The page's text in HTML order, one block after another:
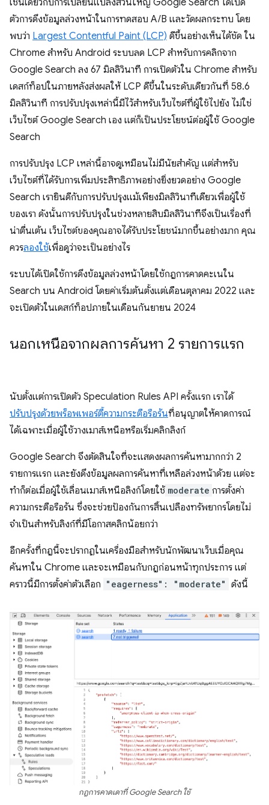
เช่นเดียวกับการเปลี่ยนแปลงส่วนใหญ่ Google Search ได้เปิด
ตัวการดึงข้อมูลล่วงหน้าในการทดสอบ A/B และวัดผลกระทบ โดย
พบว่า Largest Contentful Paint (LCP) ดีขึ้นอย่างเห็นได้ชัด ใน
Chrome สำหรับ Android ระบบลด LCP สำหรับการคลิกจาก
Google Search ลง 67 มิลลิวินาที การเปิดตัวใน Chrome สำหรับ
เดสก์ท็อปในภายหลังส่งผลให้ LCP ดีขึ้นในระดับเดียวกันที่ 58.6
มิลลิวินาที การปรับปรุงเหล่านี้มีไว้สำหรับเว็บไซต์ที่ผู้ใช้ไปยัง ไม่ใช่
เว็บไซต์ Google Search เอง แต่ก็เป็นประโยชน์ต่อผู้ใช้ Google
Search
การปรับปรุง LCP เหล่านี้อาจดูเหมือนไม่มีนัยสำคัญ แต่สำหรับ
เว็บไซต์ที่ได้รับการเพิ่มประสิทธิภาพอย่างยิ่งยวดอย่าง Google
Search เรายินดีกับการปรับปรุงแม้เพียงมิลลิวินาทีเดียวเพื่อผู้ใช้
ของเรา ดังนั้นการปรับปรุงในช่วงหลายสิบมิลลิวินาทีจึงเป็นเรื่องที่
น่าตื่นเต้น เว็บไซต์ของคุณอาจได้รับประโยชน์มากขึ้นอย่างมาก คุณ
ควรลองใช้เพื่อดูว่าจะเป็นอย่างไร
ระบบได้เปิดใช้การดึงข้อมูลล่วงหน้าโดยใช้กฎการคาดคะเนใน
Search บน Android โดยค่าเริ่มต้นตั้งแต่เดือนตุลาคม 2022 และ
จะเปิดตัวในเดสก์ท็อปภายในเดือนกันยายน 2024
นอกเหนือจากผลการค้นหา 2 รายการแรก
นับตั้งแต่การเปิดตัว Speculation Rules API ครั้งแรก เราได้
ปรับปรุงด้วยพร็อพเพอร์ตี้ความกระตือรือร้นที่อนุญาตให้คาดการณ์
ได้เฉพาะเมื่อผู้ใช้วางเมาส์เหนือหรือเริ่มคลิกลิงก์
Google Search จึงตัดสินใจที่จะแสดงผลการค้นหามากกว่า 2
รายการแรก และยังดึงข้อมูลผลการค้นหาที่เหลือล่วงหน้าด้วย แต่จะ
ทำก็ต่อเมื่อผู้ใช้เลื่อนเมาส์เหนือลิงก์โดยใช้ moderate การตั้งค่า
ความกระตือรือร้น ซึ่งจะช่วยป้องกันการสิ้นเปลืองทรัพยากรโดยไม่
จำเป็นสำหรับลิงก์ที่มีโอกาสคลิกน้อยกว่า
อีกครั้งที่กฎนี้จะปรากฏในเครื่องมือสำหรับนักพัฒนาเว็บเมื่อคุณ
ค้นหาใน Chrome และจะเหมือนกับกฎก่อนหน้าทุกประการ แต่
คราวนี้มีการตั้งค่าตัวเลือก "eagerness": "moderate" ดังนี้
กฎการคาดเดาที่ Google Search ใช้